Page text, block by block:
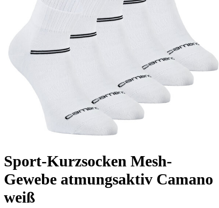
Sport-Kurzsocken Mesh-
Gewebe atmungsaktiv Camano
weiß